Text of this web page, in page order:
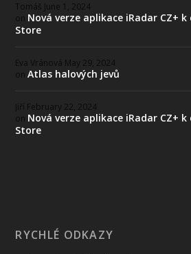
Tomáš
June 1, 2024
on Nová verze aplikace iRadar CZ+
Store
Eva Vránová May 29, 2024
onAtlas halových jevů
Jiří February 22, 2024
on Nová verze aplikace iRadar CZ+
Store
RYCHLÉ ODKAZY